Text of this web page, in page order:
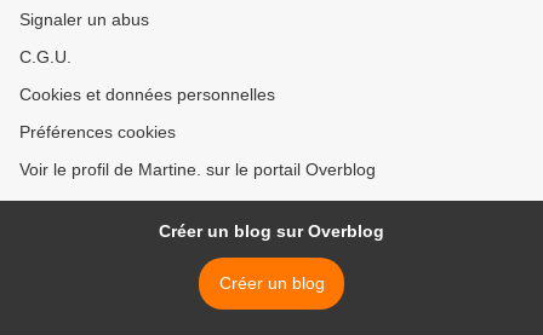
Signaler un abus
C.G.U.
Cookies et données personnelles
Préférences cookies
Voir le profil de Martine. sur le portail Overblog
Créer un blog sur Overblog
Créer un blog